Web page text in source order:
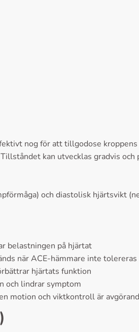
nog för att tillgodose
kan utvecklas gradvis
och diastolisk hjärtsvikt
belastningen på hjärtat
när ACE-hämmare inte tolereras
hjärtats funktion
och lindrar symptom
motion och viktkontroll är